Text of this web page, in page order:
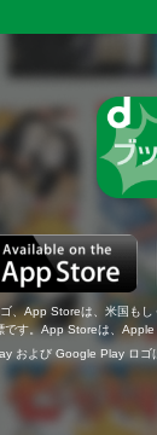
、App Storeは、米国も
です。App Storeは、Apple
および Google Play ロゴ